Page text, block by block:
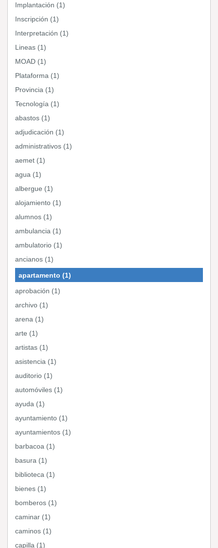
Implantación (1)
Inscripción (1)
Interpretación (1)
Lineas (1)
MOAD (1)
Plataforma (1)
Provincia (1)
Tecnología (1)
abastos (1)
adjudicación (1)
administrativos (1)
aemet (1)
agua (1)
albergue (1)
alojamiento (1)
alumnos (1)
ambulancia (1)
ambulatorio (1)
ancianos (1)
apartamento (1)
aprobación (1)
archivo (1)
arena (1)
arte (1)
artistas (1)
asistencia (1)
auditorio (1)
automóviles (1)
ayuda (1)
ayuntamiento (1)
ayuntamientos (1)
barbacoa (1)
basura (1)
biblioteca (1)
bienes (1)
bomberos (1)
caminar (1)
caminos (1)
capilla (1)